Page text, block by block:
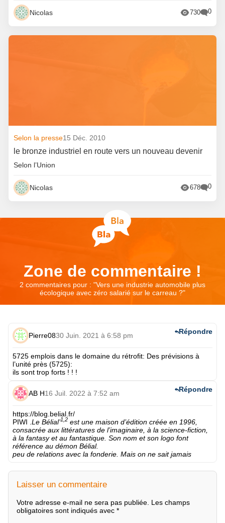
Nicolas 730 0
Selon la presse15 Déc. 2010
le bronze industriel en route vers un nouveau devenir
Selon l’Union
Nicolas 678 0
Zone de commentaire !
2 commentaires pour : "Vers une industrie automobile plus
écologique avec zéro salarié sur le carreau ?"
Pierre0830 Juin. 2021 à 6:58 pm
5725 emplois dans le domaine du rétrofit: Des prévisions à
l’unité près (5725):
ils sont trop forts ! ! !
Répondre
AB H16 Juil. 2022 à 7:52 am
https://blog.belial.fr/
PIWI Le Bélial’1,2 est une maison d’édition créée en 1996,
consacrée aux littératures de l’imaginaire, à la science-fiction
à la fantasyet au fantastique . Son nom et son logo font
référence au démon Bélial.
peu de relations avec la fonderie. Mais on ne sait jamais
Répondre
Laisser un commentaire
Votre adresse e-mail ne sera pas publiée. Les champs
obligatoires sont indiqués avec *